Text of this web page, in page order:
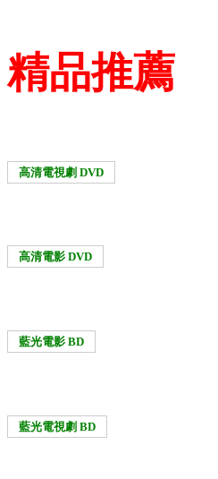
精品推薦
高清電視劇 DVD
高清電影 DVD
藍光電影 BD
藍光電視劇 BD